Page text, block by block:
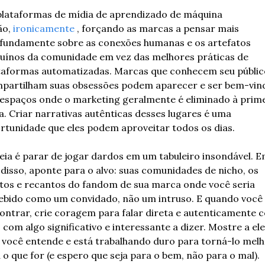
de mídia de aprendizado de máquina
ironicamente , forçando as marcas a pensar mais
sobre as conexões humanas e os artefatos
da comunidade em vez das melhores práticas de
automatizadas. Marcas que conhecem seu
suas obsessões podem aparecer e ser bem-
onde o marketing geralmente é eliminado à
Criar narrativas autênticas desses lugares é uma
que eles podem aproveitar todos os dias.
é parar de jogar dardos em um tabuleiro insondável.
aponte para o alvo: suas comunidades de nicho, os
e recantos do fandom de sua marca onde você seria
como um convidado, não um intruso. E quando você
crie coragem para falar direta e autenticamente
com algo significativo e interessante a dizer. Mostre a
você entende e está trabalhando duro para torná-lo
o que for (e espero que seja para o bem, não para o mal).